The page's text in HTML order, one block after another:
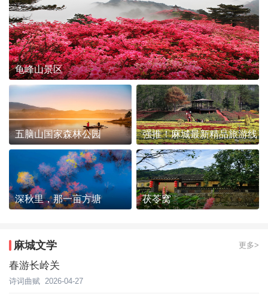
龟峰山景区
五脑山国家森林公园 强推！麻城最新精品旅游线
路发布~
深秋里，那一亩方塘 茯苓窝
麻城文学 更多>
春游长岭关
诗词曲赋 2026-04-27